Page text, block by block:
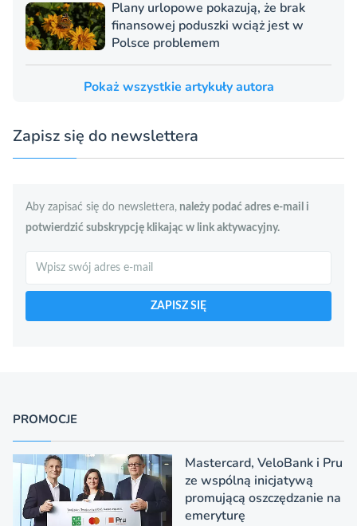
Plany urlopowe pokazują, że brak
finansowej poduszki wciąż jest w
Polsce problemem
Pokaż wszystkie artykuły autora
Zapisz się do newslettera
Aby zapisać się do newslettera, należy podać adres e-mail i
potwierdzić subskrypcję klikając w link aktywacyjny.
Szukaj
ZAPISZ SIĘ
PROMOCJE
Mastercard, VeloBank i Pru
ze wspólną inicjatywą
promującą oszczędzanie na
emeryturę